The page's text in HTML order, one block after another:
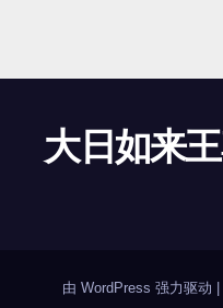
大日如来
由 WordPress 强力驱动 |